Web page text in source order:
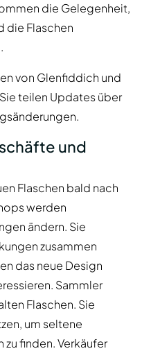
die Gelegenheit,
die Flaschen
von Glenfiddich und
teilen Updates über
und
Flaschen bald nach
werden
ändern. Sie
zusammen
das neue Design
Sammler
Flaschen. Sie
um seltene
finden. Verkäufer